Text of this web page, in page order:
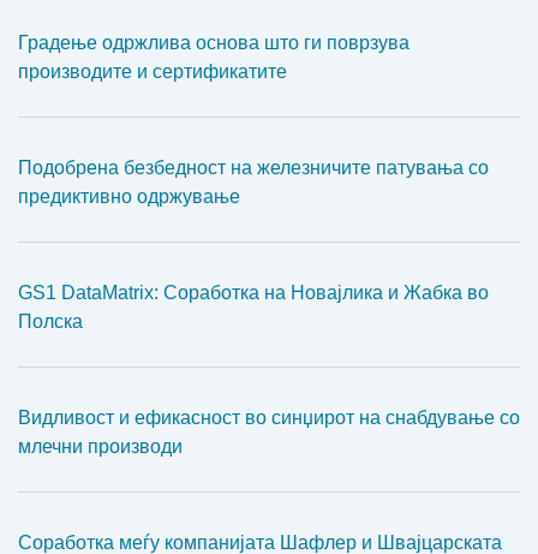
Градење одржлива основа што ги поврзува
производите и сертификатите
Подобрена безбедност на железничите патувања со
предиктивно одржување
GS1 DataMatrix: Соработка на Новајлика и Жабка во
Полска
Видливост и ефикасност во синџирот на снабдување со
млечни производи
Соработка меѓу компанијата Шафлер и Швајцарската